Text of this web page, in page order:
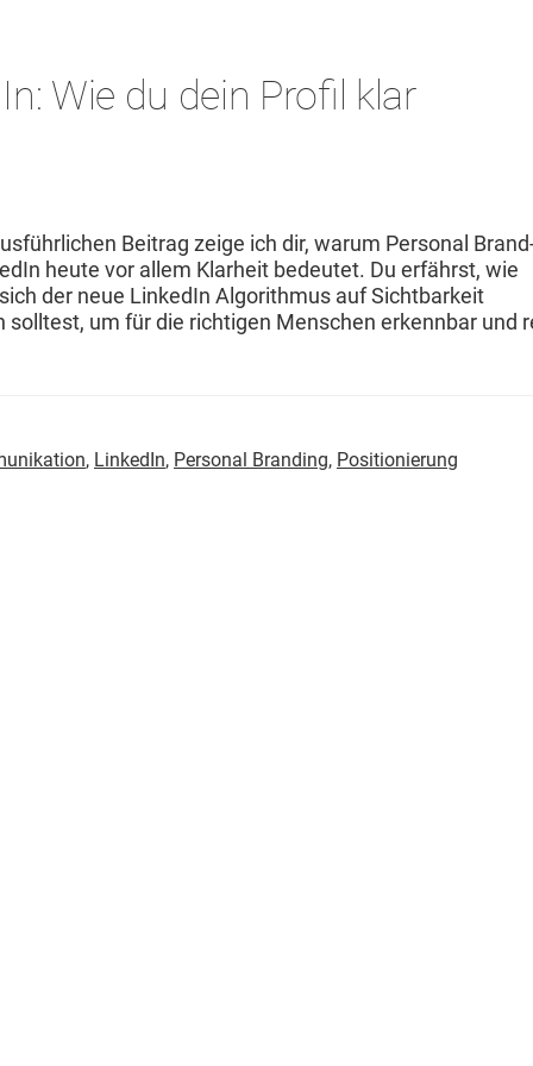
Wie du dein Profil klar
Beitrag zeige ich dir, warum Per­son­al
heute vor allem Klarheit bedeutet. Du erfährst, wie
der neue LinkedIn Algo­rith­mus auf Sicht­barkeit
um für die richti­gen Men­schen erkennbar und
, LinkedIn, Personal Branding, Positionierung